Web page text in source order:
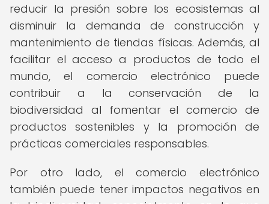
reducir la presión sobre los ecosistemas al
disminuir la demanda de construcción y
mantenimiento de tiendas físicas. Además, al
facilitar el acceso a productos de todo el
mundo, el comercio electrónico puede
contribuir a la conservación de la
biodiversidad al fomentar el comercio de
productos sostenibles y la promoción de
prácticas comerciales responsables.
Por otro lado, el comercio electrónico
también puede tener impactos negativos en